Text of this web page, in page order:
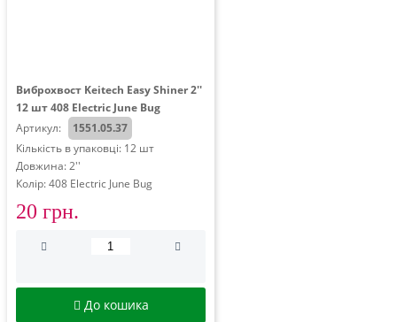
Виброхвост Keitech Easy Shiner 2''
12 шт 408 Electric June Bug
Артикул:
1551.05.37
Кількість в упаковці: 12 шт
Довжина: 2''
Колір: 408 Electric June Bug
20 грн.
До кошика